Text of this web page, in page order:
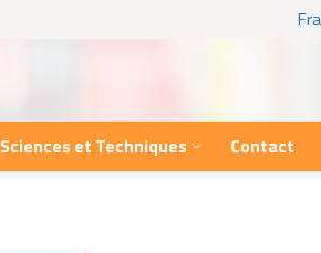
Sciences et Techniques Contact